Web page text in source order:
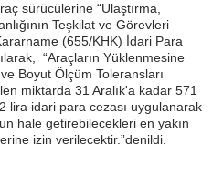
sürücülerine “Ulaştırma,
Teşkilat ve Görevleri
(655/KHK) İdari Para
“Araçların Yüklenmesine
Boyut Ölçüm Toleransları
miktarda 31 Aralık'a kadar 571
lira idari para cezası uygulanarak
hale getirebilecekleri en yakın
izin verilecektir.”denildi.